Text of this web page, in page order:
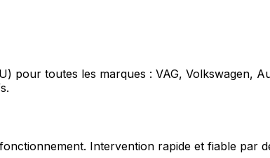
pour toutes les marques : VAG, Volkswagen,
Intervention rapide et fiable par